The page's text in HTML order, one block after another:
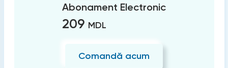
Abonament Electronic
209 MDL
Comandă acum